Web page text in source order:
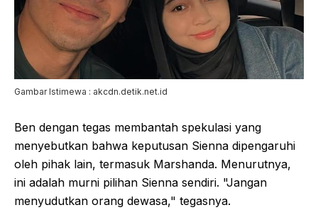
Gambar Istimewa : akcdn.detik.net.id
Ben dengan tegas membantah spekulasi yang
menyebutkan bahwa keputusan Sienna dipengaruhi
oleh pihak lain, termasuk Marshanda. Menurutnya,
ini adalah murni pilihan Sienna sendiri. "Jangan
menyudutkan orang dewasa," tegasnya.